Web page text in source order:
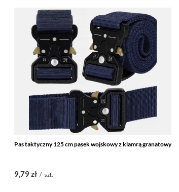
Pas taktyczny 125 cm pasek wojskowy z klamrą granatowy
9,79 zł / szt.